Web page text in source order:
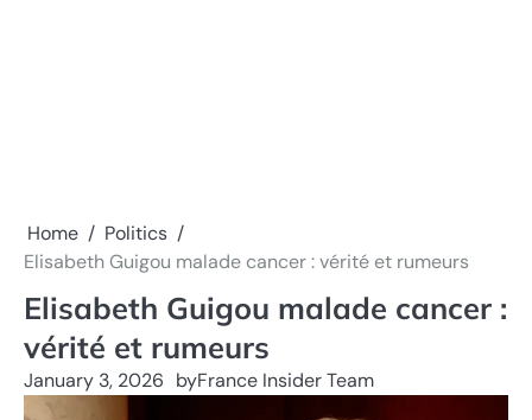
Home
Politics
Elisabeth Guigou malade cancer : vérité et rumeurs
Elisabeth Guigou malade cancer :
vérité et rumeurs
January 3, 2026 byFrance Insider Team